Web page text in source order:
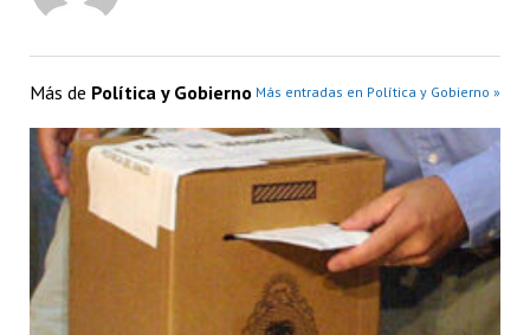
Más de Política y Gobierno Más entradas en Política y Gobierno »